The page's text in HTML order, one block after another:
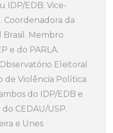
IDP/EDB. Vice-
Coordenadora da
Brasil. Membro
e do PARLA.
Eleitoral
de Violência Política
do IDP/EDB e
CEDAU/USP.
e Unes